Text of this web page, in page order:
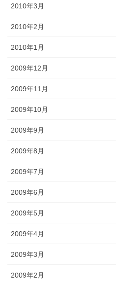
2010年3月
2010年2月
2010年1月
2009年12月
2009年11月
2009年10月
2009年9月
2009年8月
2009年7月
2009年6月
2009年5月
2009年4月
2009年3月
2009年2月